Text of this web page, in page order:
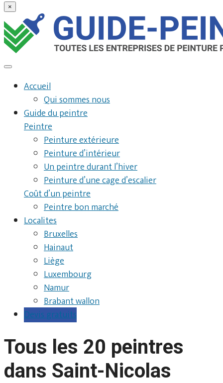
×
Accueil
Qui sommes nous
Guide du peintre
Peintre
Peinture extérieure
Peinture d’intérieur
Un peintre durant l’hiver
Peinture d’une cage d’escalier
Coût d’un peintre
Peintre bon marché
Localites
Bruxelles
Hainaut
Liège
Luxembourg
Namur
Brabant wallon
Devis gratuits
Tous les 20 peintres
dans Saint-Nicolas